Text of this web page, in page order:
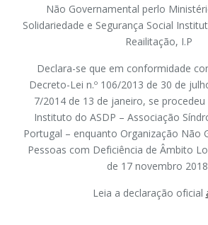
Não Governamental perlo
Solidariedade e Segurança Social
Reailitação, I.P
Declara-se que em conformidade
Decreto-Lei n.º 106/2013 de 30 de
7/2014 de 13 de janeiro, se
Instituto do ASDP – Associação
Portugal – enquanto Organização Não
Pessoas com Deficiência de Âmbito
de 17 novembro
Leia a declaração oficial